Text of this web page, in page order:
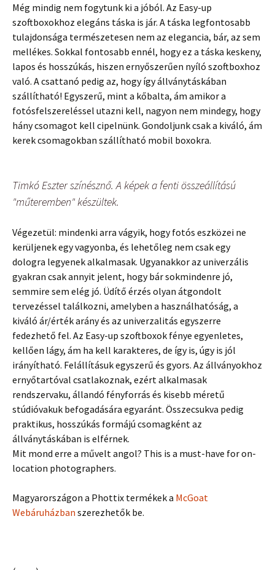
Még mindig nem fogytunk ki a jóból. Az Easy-up
szoftboxokhoz elegáns táska is jár. A táska legfontosabb
tulajdonsága természetesen nem az elegancia, bár, az sem
mellékes. Sokkal fontosabb ennél, hogy ez a táska keskeny,
lapos és hosszúkás, hiszen ernyőszerűen nyíló szoftboxhoz
való. A csattanó pedig az, hogy így állványtáskában
szállítható! Egyszerű, mint a kőbalta, ám amikor a
fotósfelszereléssel utazni kell, nagyon nem mindegy, hogy
hány csomagot kell cipelnünk. Gondoljunk csak a kiváló, ám
kerek csomagokban szállítható mobil boxokra.
Timkó Eszter színésznő. A képek a fenti összeállítású
"műteremben" készültek.
Végezetül: mindenki arra vágyik, hogy fotós eszközei ne
kerüljenek egy vagyonba, és lehetőleg nem csak egy
dologra legyenek alkalmasak. Ugyanakkor az univerzális
gyakran csak annyit jelent, hogy bár sokmindenre jó,
semmire sem elég jó. Üdítő érzés olyan átgondolt
tervezéssel találkozni, amelyben a használhatóság, a
kiváló ár/érték arány és az univerzalitás egyszerre
fedezhető fel. Az Easy-up szoftboxok fénye egyenletes,
kellően lágy, ám ha kell karakteres, de így is, úgy is jól
irányítható. Felállításuk egyszerű és gyors. Az állványokhoz
ernyőtartóval csatlakoznak, ezért alkalmasak
rendszervaku, állandó fényforrás és kisebb méretű
stúdióvakuk befogadására egyaránt. Összecsukva pedig
praktikus, hosszúkás formájú csomagként az
állványtáskában is elférnek.
Mit mond erre a művelt angol? This is a must-have for on-
location photographers.
Magyarországon a Phottix termékek a McGoat
Webáruházban szerezhetők be.